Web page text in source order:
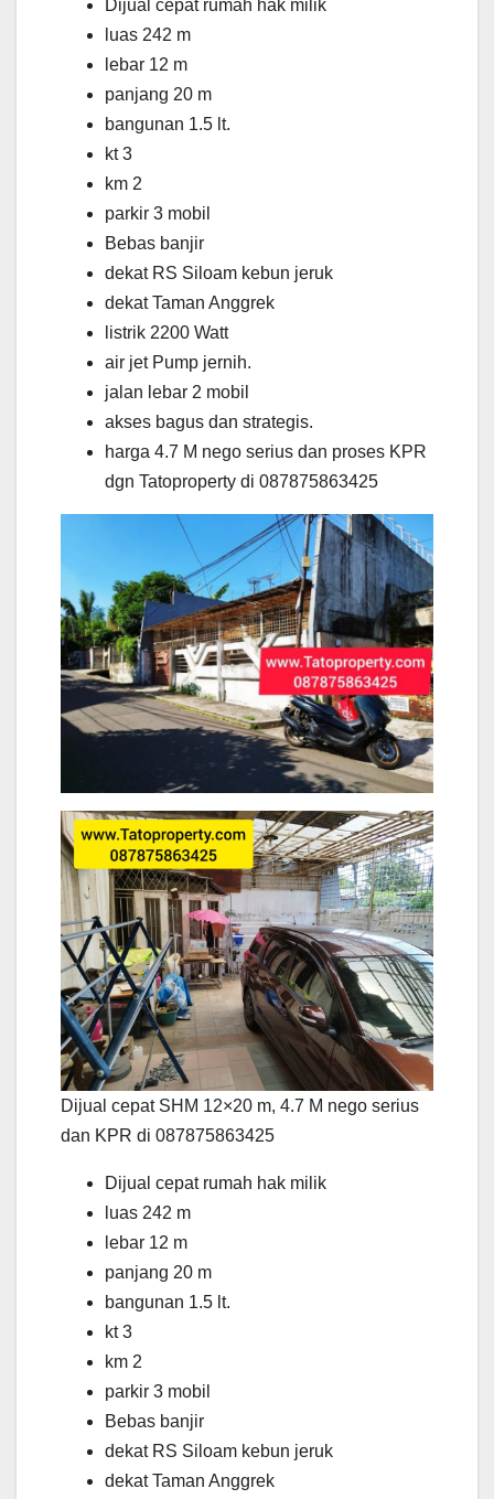
Dijual cepat rumah hak milik
luas 242 m
lebar 12 m
panjang 20 m
bangunan 1.5 lt.
kt 3
km 2
parkir 3 mobil
Bebas banjir
dekat RS Siloam kebun jeruk
dekat Taman Anggrek
listrik 2200 Watt
air jet Pump jernih.
jalan lebar 2 mobil
akses bagus dan strategis.
harga 4.7 M nego serius dan proses KPR
dgn Tatoproperty di 087875863425
Dijual cepat SHM 12×20 m, 4.7 M nego serius
dan KPR di 087875863425
Dijual cepat rumah hak milik
luas 242 m
lebar 12 m
panjang 20 m
bangunan 1.5 lt.
kt 3
km 2
parkir 3 mobil
Bebas banjir
dekat RS Siloam kebun jeruk
dekat Taman Anggrek